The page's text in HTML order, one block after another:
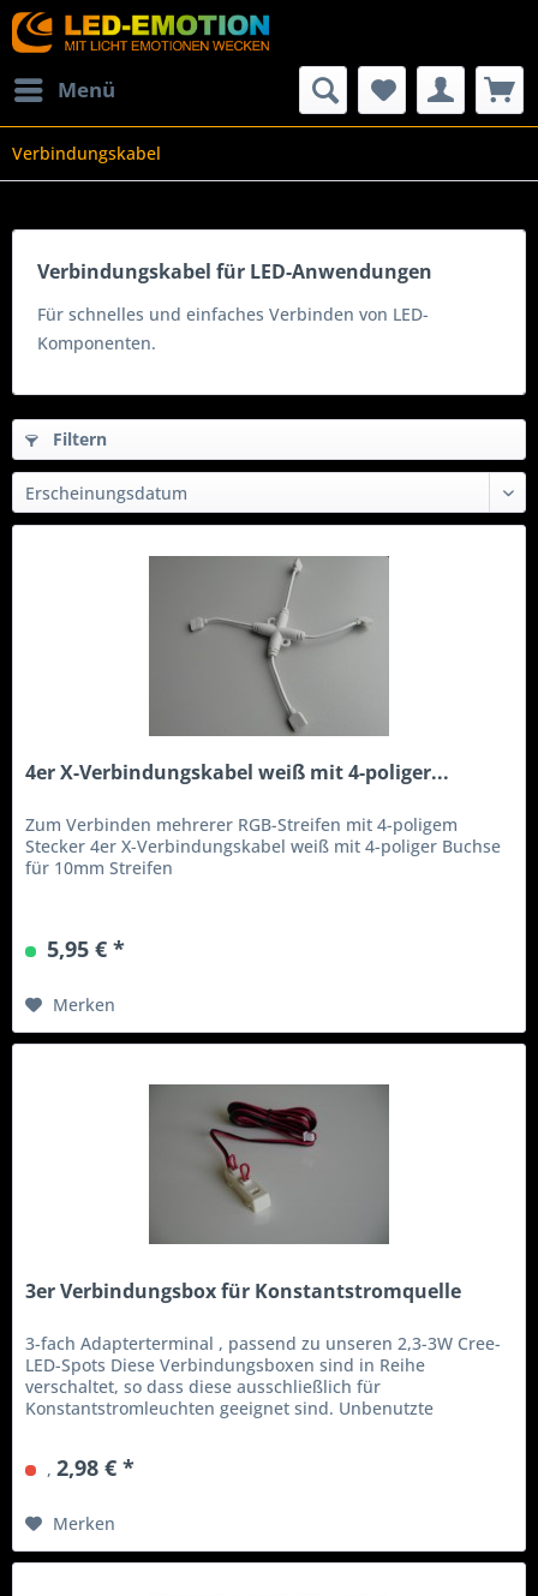
Menü
Verbindungskabel
Verbindungskabel für LED-Anwendungen
Für schnelles und einfaches Verbinden von LED-
Komponenten.
Filtern
4er X-Verbindungskabel weiß mit 4-poliger...
Zum Verbinden mehrerer RGB-Streifen mit 4-poligem
Stecker 4er X-Verbindungskabel weiß mit 4-poliger Buchse
für 10mm Streifen
5,95 € *
Merken
3er Verbindungsbox für Konstantstromquelle
3-fach Adapterterminal , passend zu unseren 2,3-3W Cree-
LED-Spots Diese Verbindungsboxen sind in Reihe
verschaltet, so dass diese ausschließlich für
Konstantstromleuchten geeignet sind. Unbenutzte
,2,98 € *
Merken